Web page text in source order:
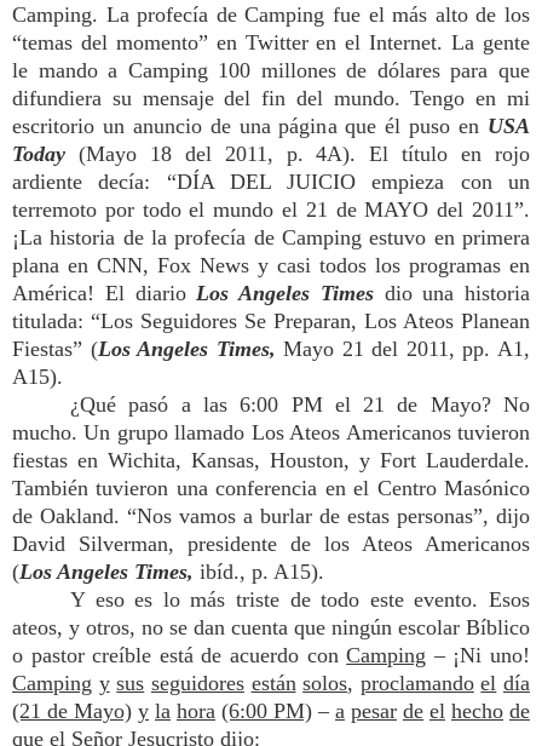
Camping. La profecía de Camping fue el más alto de los
“temas del momento” en Twitter en el Internet. La gente
le mando a Camping 100 millones de dólares para que
difundiera su mensaje del fin del mundo. Tengo en mi
escritorio un anuncio de una página que él puso en USA
Today (Mayo 18 del 2011, p. 4A). El título en rojo
ardiente decía: “DÍA DEL JUICIO empieza con un
terremoto por todo el mundo el 21 de MAYO del 2011”.
¡La historia de la profecía de Camping estuvo en primera
plana en CNN, Fox News y casi todos los programas en
América! El diarioLos Angeles Timesdio una historia
titulada: “Los Seguidores Se Preparan, Los Ateos Planean
Fiestas” (Los Angeles Times, Mayo 21 del 2011, pp. A1,
A15).
¿Qué pasó a las 6:00 PM el 21 de Mayo? No
mucho. Un grupo llamado Los Ateos Americanos tuvieron
fiestas en Wichita, Kansas, Houston, y Fort Lauderdale.
También tuvieron una conferencia en el Centro Masónico
de Oakland. “Nos vamos a burlar de estas personas”, dijo
David Silverman, presidente de los Ateos Americanos
(Los Angeles Times, ibíd., p. A15).
Y eso es lo más triste de todo este evento. Esos
ateos, y otros, no se dan cuenta que ningún escolar Bíblico
o pastor creíble está de acuerdo conCamping – ¡Ni uno!
Camping y sus seguidores están solos, proclamando el día
(21 de Mayo) y la hora (6:00 PM) – a pesar de el hecho de
que el Señor Jesucristo dijo: